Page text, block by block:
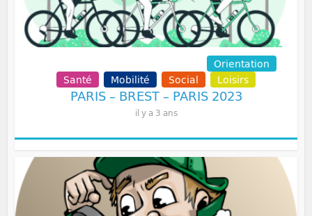
Orientation
Santé
Mobilité Social Loisirs
PARIS – BREST – PARIS 2023
il y a 3 ans